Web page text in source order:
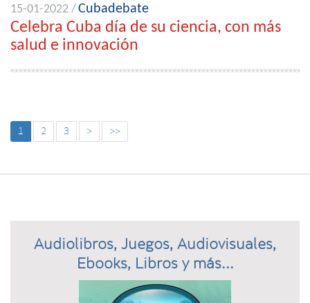
15-01-2022 /Cubadebate
Celebra Cuba día de su ciencia, con más
salud e innovación
1 2 3 > >>
Audiolibros, Juegos, Audiovisuales,
Ebooks, Libros y más...